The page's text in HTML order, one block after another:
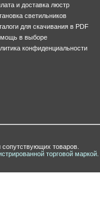
и доставка люстр
светильников
для скачивания в PDF
в выборе
конфиденциальности
товаров.
торговой